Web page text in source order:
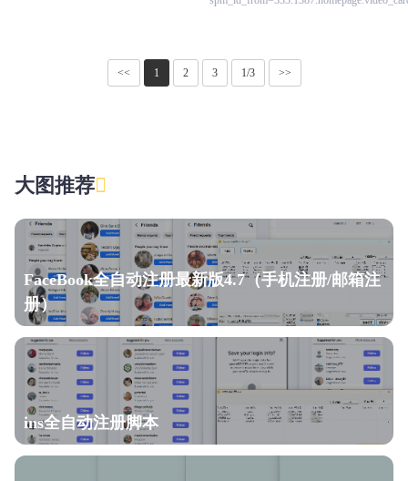
<< 1 2 3 1/3 >>
大图推荐
FaceBook全自动注册最新版4.7（手机注册/邮箱注
册）
ins全自动注册脚本